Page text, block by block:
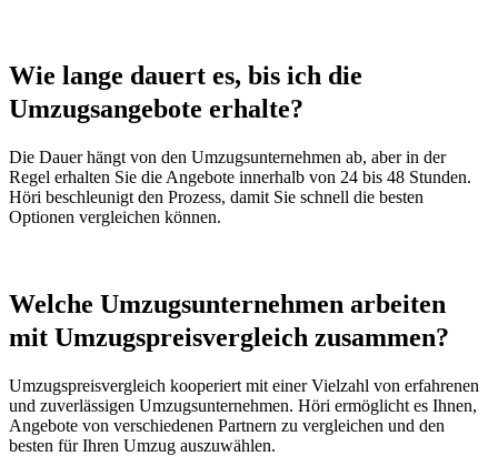
Wie lange dauert es, bis ich die
Umzugsangebote erhalte?
Die Dauer hängt von den Umzugsunternehmen ab, aber in der
Regel erhalten Sie die Angebote innerhalb von 24 bis 48 Stunden.
Höri beschleunigt den Prozess, damit Sie schnell die besten
Optionen vergleichen können.
Welche Umzugsunternehmen arbeiten
mit Umzugspreisvergleich zusammen?
Umzugspreisvergleich kooperiert mit einer Vielzahl von erfahrenen
und zuverlässigen Umzugsunternehmen. Höri ermöglicht es Ihnen,
Angebote von verschiedenen Partnern zu vergleichen und den
besten für Ihren Umzug auszuwählen.